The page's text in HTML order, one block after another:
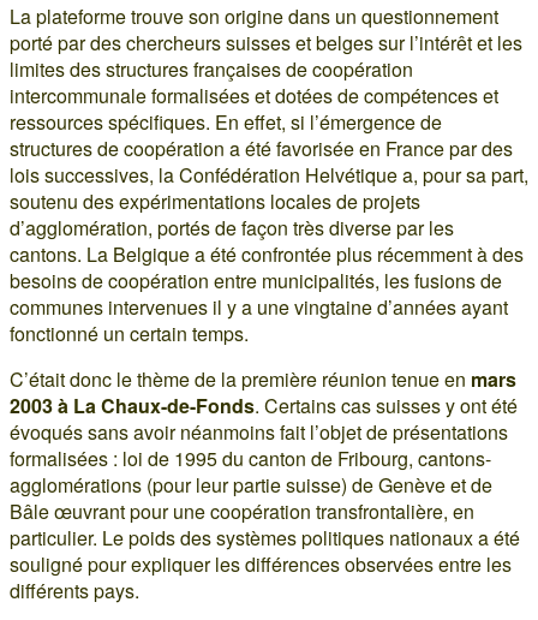
La plateforme trouve son origine dans un questionnement
porté par des chercheurs suisses et belges sur l’intérêt et les
limites des structures françaises de coopération
intercommunale formalisées et dotées de compétences et
ressources spécifiques. En effet, si l’émergence de
structures de coopération a été favorisée en France par des
lois successives, la Confédération Helvétique a, pour sa part,
soutenu des expérimentations locales de projets
d’agglomération, portés de façon très diverse par les
cantons. La Belgique a été confrontée plus récemment à des
besoins de coopération entre municipalités, les fusions de
communes intervenues il y a une vingtaine d’années ayant
fonctionné un certain temps.
C’était donc le thème de la première réunion tenue en mars
2003 à La Chaux-de-Fonds. Certains cas suisses y ont été
évoqués sans avoir néanmoins fait l’objet de présentations
formalisées : loi de 1995 du canton de Fribourg, cantons-
agglomérations (pour leur partie suisse) de Genève et de
Bâle œuvrant pour une coopération transfrontalière, en
particulier. Le poids des systèmes politiques nationaux a été
souligné pour expliquer les différences observées entre les
différents pays.